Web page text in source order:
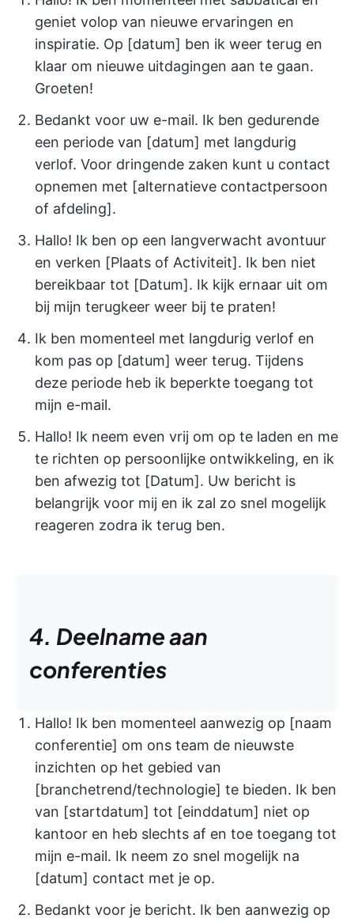
geniet volop van nieuwe ervaringen en
inspiratie. Op [datum] ben ik weer terug en
klaar om nieuwe uitdagingen aan te gaan.
Groeten!
Bedankt voor uw e-mail. Ik ben gedurende
een periode van [datum] met langdurig
verlof. Voor dringende zaken kunt u contact
opnemen met [alternatieve contactpersoon
of afdeling].
Hallo! Ik ben op een langverwacht avontuur
en verken [Plaats of Activiteit]. Ik ben niet
bereikbaar tot [Datum]. Ik kijk ernaar uit om
bij mijn terugkeer weer bij te praten!
Ik ben momenteel met langdurig verlof en
kom pas op [datum] weer terug. Tijdens
deze periode heb ik beperkte toegang tot
mijn e-mail.
Hallo! Ik neem even vrij om op te laden en me
te richten op persoonlijke ontwikkeling, en ik
ben afwezig tot [Datum]. Uw bericht is
belangrijk voor mij en ik zal zo snel mogelijk
reageren zodra ik terug ben.
4. Deelname aan
conferenties
Hallo! Ik ben momenteel aanwezig op [naam
conferentie] om ons team de nieuwste
inzichten op het gebied van
[branchetrend/technologie] te bieden. Ik ben
van [startdatum] tot [einddatum] niet op
kantoor en heb slechts af en toe toegang tot
mijn e-mail. Ik neem zo snel mogelijk na
[datum] contact met je op.
Bedankt voor je bericht. Ik ben aanwezig op